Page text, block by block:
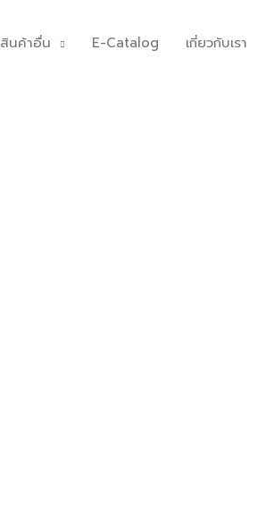
สินค้าอื่น E-Catalog เกี่ยวกับเรา